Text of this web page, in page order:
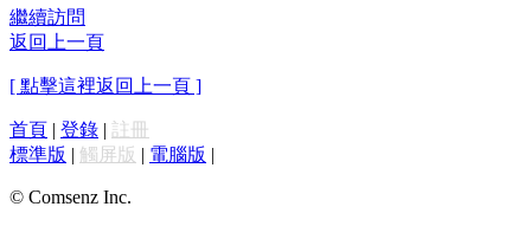
繼續訪問
返回上一頁
[ 點擊這裡返回上一頁 ]
首頁 | 登錄 | 註冊
標準版 | 觸屏版 | 電腦版 |
© Comsenz Inc.